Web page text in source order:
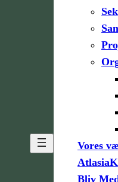
Vores
Bliv